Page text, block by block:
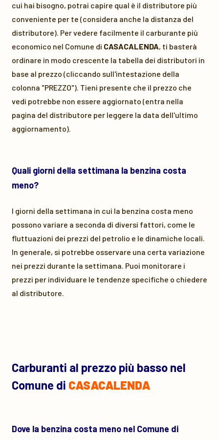
cui hai bisogno, potrai capire qual è il distributore più
conveniente per te (considera anche la distanza del
distributore). Per vedere facilmente il carburante più
economico nel Comune di CASACALENDA, ti basterà
ordinare in modo crescente la tabella dei distributori in
base al prezzo (cliccando sull'intestazione della
colonna "PREZZO"). Tieni presente che il prezzo che
vedi potrebbe non essere aggiornato (entra nella
pagina del distributore per leggere la data dell'ultimo
aggiornamento).
Quali giorni della settimana la benzina costa
meno?
I giorni della settimana in cui la benzina costa meno
possono variare a seconda di diversi fattori, come le
fluttuazioni dei prezzi del petrolio e le dinamiche locali.
In generale, si potrebbe osservare una certa variazione
nei prezzi durante la settimana. Puoi monitorare i
prezzi per individuare le tendenze specifiche o chiedere
al distributore.
Carburanti al prezzo più basso nel
Comune di CASACALENDA
Dove la benzina costa meno nel Comune di